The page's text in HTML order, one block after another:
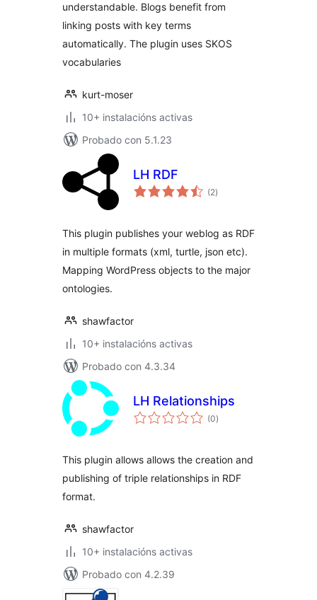
understandable. Blogs benefit from
linking posts with key terms
automatically. The plugin uses SKOS
vocabularies
kurt-moser
10+ instalacións activas
Probado con 5.1.23
LH RDF
(2valoracións
totais
)
This plugin publishes your weblog as RDF
in multiple formats (xml, turtle, json etc).
Mapping WordPress objects to the major
ontologies.
shawfactor
10+ instalacións activas
Probado con 4.3.34
LH Relationships
(0valoracións
totais
)
This plugin allows allows the creation and
publishing of triple relationships in RDF
format.
shawfactor
10+ instalacións activas
Probado con 4.2.39